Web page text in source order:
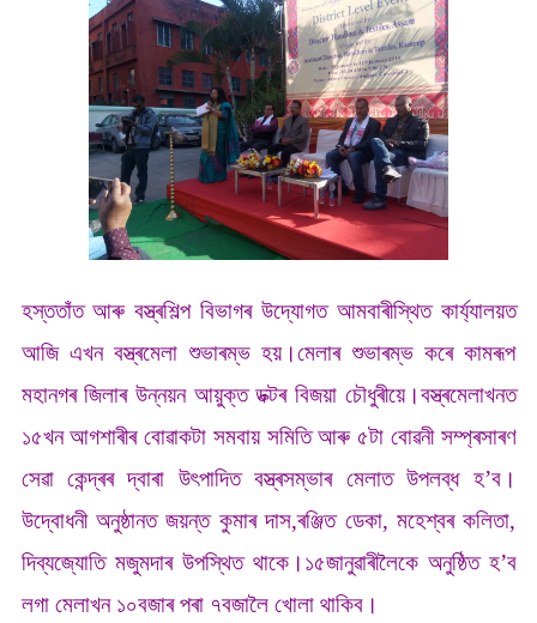
হস্ততাঁত আৰু বস্ত্ৰশিল্প বিভাগৰ উদ্যোগত আমবাৰীস্থিত কাৰ্য্যালয়ত
আজি এখন বস্ত্ৰমেলা শুভাৰম্ভ হয়।মেলাৰ শুভাৰম্ভ কৰে কামৰূপ
মহানগৰ জিলাৰ উন্নয়ন আয়ুক্ত ডক্টৰ বিজয়া চৌধুৰীয়ে।বস্ত্ৰমেলাখনত
১৫খন আগশাৰীৰ বোৱাকটা সমবায় সমিতি আৰু ৫টা বোৱনী সম্প্ৰসাৰণ
সেৱা কেন্দ্ৰৰ দ্বাৰা উৎপাদিত বস্ত্ৰসম্ভাৰ মেলাত উপলব্ধ হ’ব।
উদ্বোধনী অনুষ্ঠানত জয়ন্ত কুমাৰ দাস,ৰঞ্জিত ডেকা, মহেশ্বৰ কলিতা,
দিব্যজ্যোতি মজুমদাৰ উপস্থিত থাকে।১৫জানুৱাৰীলৈকে অনুষ্ঠিত হ’ব
লগা মেলাখন ১০বজাৰ পৰা ৭বজালৈ খোলা থাকিব।